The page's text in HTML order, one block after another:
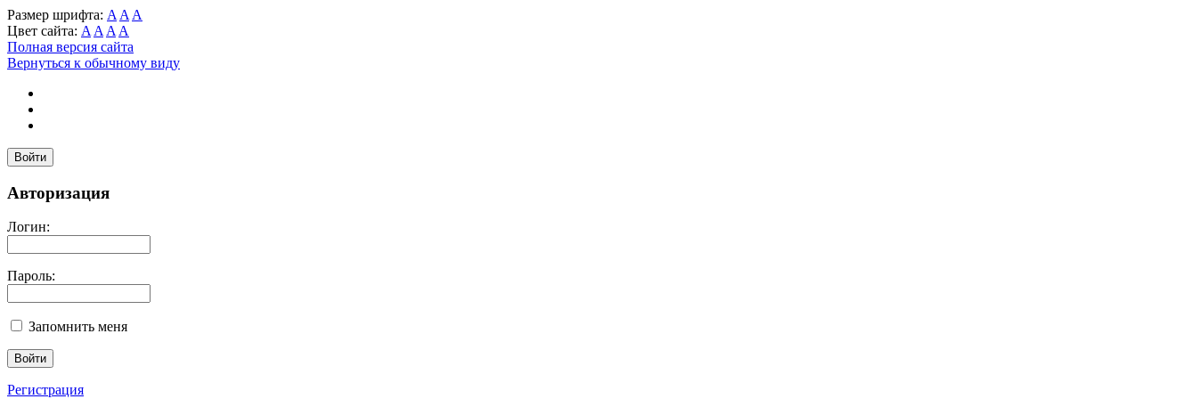
Размер шрифта: A A A
Цвет сайта: A A A A
Полная версия сайта
Вернуться к обычному виду
Войти
Авторизация
Логин:
Пароль:
Запомнить меня
Регистрация